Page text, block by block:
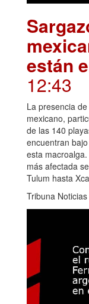
están
12:43
La presencia
mexicano,
de las 140
encuentran
esta
más afectada
Tulum hasta
Tribuna Noticias